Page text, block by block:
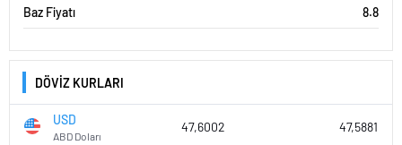
Baz Fiyatı 8.8
DÖVİZ KURLARI
USD
ABD Doları
47,6002 47,5881